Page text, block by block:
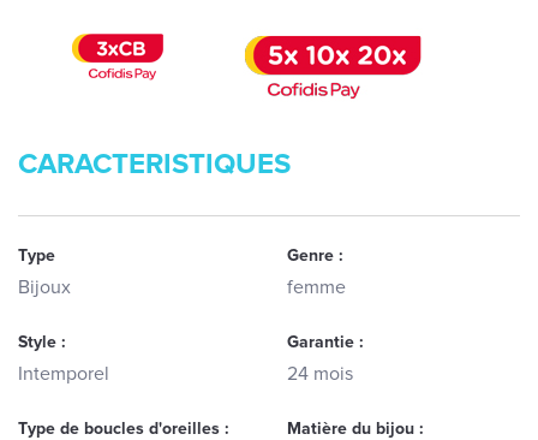
CARACTERISTIQUES
Type
Bijoux
Genre :
femme
Style :
Intemporel
Garantie :
24 mois
Type de boucles d'oreilles : Matière du bijou :